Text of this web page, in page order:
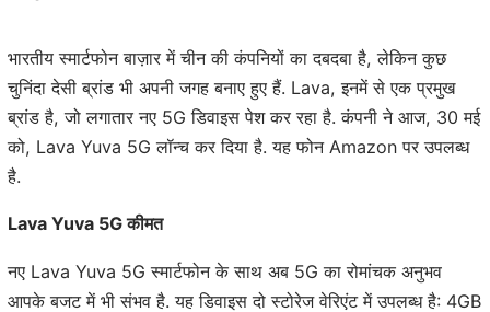
भारतीय स्मार्टफोन बाज़ार में चीन की कंपनियों का दबदबा है, लेकिन कुछ
चुनिंदा देसी ब्रांड भी अपनी जगह बनाए हुए हैं. Lava, इनमें से एक प्रमुख
ब्रांड है, जो लगातार नए 5G डिवाइस पेश कर रहा है. कंपनी ने आज, 30 मई
को, Lava Yuva 5G लॉन्च कर दिया है. यह फोन Amazon पर उपलब्ध
है.
Lava Yuva 5G कीमत
नए Lava Yuva 5G स्मार्टफोन के साथ अब 5G का रोमांचक अनुभव
आपके बजट में भी संभव है. यह डिवाइस दो स्टोरेज वेरिएंट में उपलब्ध है: 4GB